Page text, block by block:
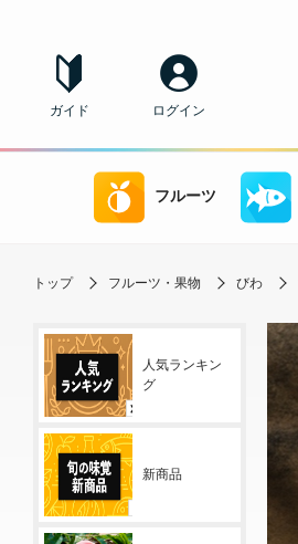
ガイド ログイン
フルーツ
トップ フルーツ・果物 びわ
人気ランキン
グ
新商品